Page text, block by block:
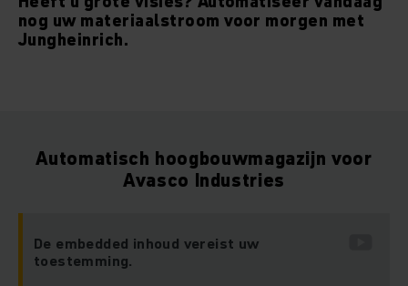
nog uw materiaalstroom voor morgen met
Jungheinrich.
Automatisch hoogbouwmagazijn voor
Avasco Industries
De embedded inhoud vereist uw
toestemming.